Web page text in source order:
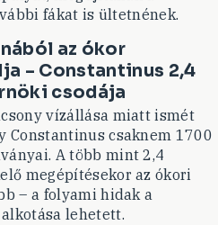
fákat is ültetnének.
az ókor
– Constantinus 2,4
csodája
vízállása miatt ismét
Constantinus csaknem 1700
A több mint 2,4
megépítésekor az ókori
– a folyami hidak a
lehetett.